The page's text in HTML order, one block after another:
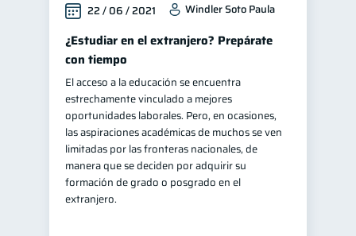
22 / 06 / 2021 Windler Soto Paula
¿Estudiar en el extranjero? Prepárate
con tiempo
El acceso a la educación se encuentra
estrechamente vinculado a mejores
oportunidades laborales. Pero, en ocasiones,
las aspiraciones académicas de muchos se ven
limitadas por las fronteras nacionales, de
manera que se deciden por adquirir su
formación de grado o posgrado en el
extranjero.